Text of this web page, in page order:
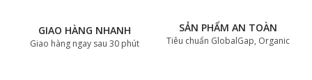
GIAO HÀNG NHANH
Giao hàng ngay sau 30 phút
SẢN PHẨM AN TOÀN
Tiêu chuẩn GlobalGap, Organic